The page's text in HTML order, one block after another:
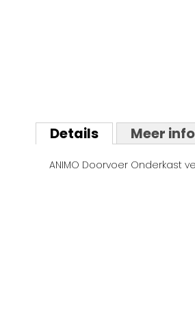
naar
het
van
Details
ANIMO Doorvoer Onderkast
Meer